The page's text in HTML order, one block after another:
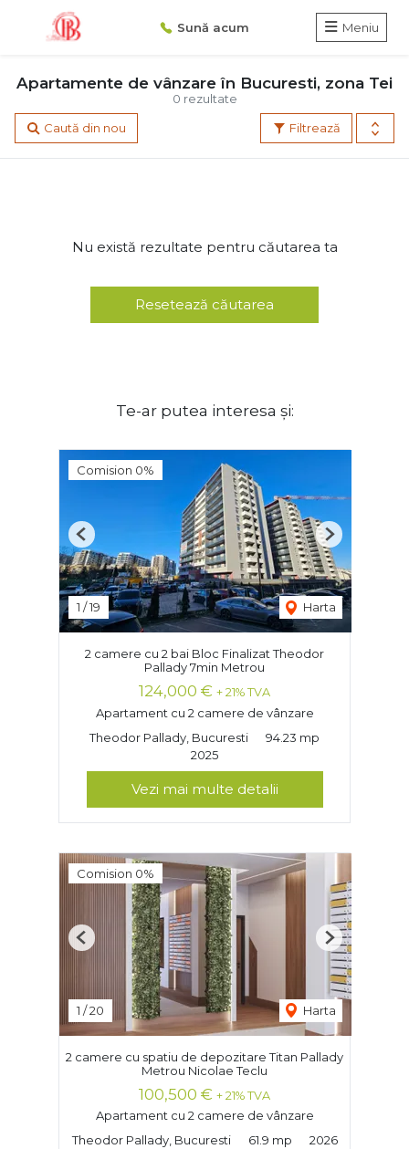
Sună acum Meniu
0 rezultate
Apartamente de vânzare în Bucuresti, zona Tei
Filtrează
Caută din nou
Nu există rezultate pentru căutarea ta
Resetează căutarea
Te-ar putea interesa și:
Comision 0%
1 /19 Harta
Previous Next
2 camere cu 2 bai Bloc Finalizat Theodor
Pallady 7min Metrou
124,000 € + 21% TVA
Apartament cu 2 camere de vânzare
Theodor Pallady, Bucuresti
94.23 mp
2025
Vezi mai multe detalii
Comision 0%
1 /20 Harta
Previous Next
2 camere cu spatiu de depozitare Titan Pallady
Metrou Nicolae Teclu
100,500 € + 21% TVA
Apartament cu 2 camere de vânzare
Theodor Pallady, Bucuresti
61.9 mp 2026